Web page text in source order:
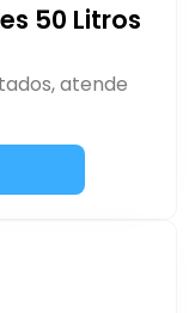
50 Litros
atende